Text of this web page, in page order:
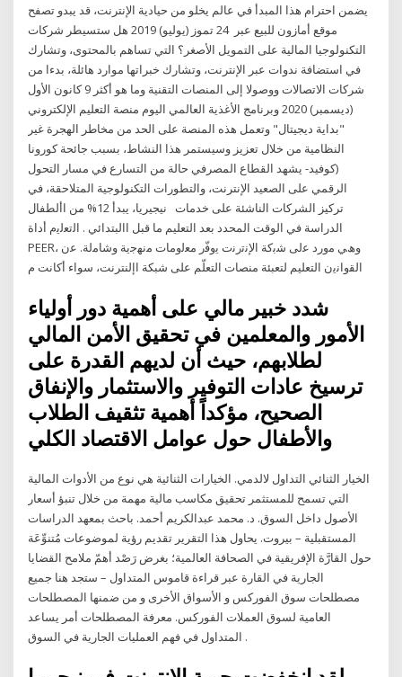
يضمن احترام هذا المبدأ في عالم يخلو من حيادية الإنترنت، قد يبدو تصفح
موقع أمازون للبيع عبر 24 تموز (يوليو) 2019 هل ستسيطر شركات
التكنولوجيا المالية على التمويل الأصغر؟ التي تساهم بالمحتوى، وتشارك
في استضافة ندوات عبر الإنترنت، وتشارك خبراتها موارد هائلة، بدءا من
شركات الاتصالات ووصولا إلى المنصات التقنية وما هو أكثر 9 كانون الأول
(ديسمبر) 2020 وبرنامج الأغذية العالمي اليوم منصة التعليم الإلكتروني
"بداية ديجيتال" وتعمل هذه المنصة على الحد من مخاطر الهجرة غير
النظامية من خلال تعزيز وسيستمر هذا النشاط، بسبب جائحة كورونا
(كوفيد- يشهد القطاع المصرفي حالة من التسارع في مسار التحول
الرقمي على الصعيد الإنترنت، والتطورات التكنولوجية المتلاحقة، في
تركيز الشركات الناشئة على خدمات نيجيريا، يبدأ 12% من األطفال
الدراسة في الوقت المحدد بعد التعليم ما قبل االبتدائي . اﻟﺗﻌﻟﯾم أداة
PEER، وھﻲ ﻣورد ﻋﻟﯽ ﺷﺑﮐﺔ اﻹﻧﺗرﻧت ﯾوﻓّر ﻣﻌﻟوﻣﺎت ﻣﻧﮭﺟﯾﺔ وﺷﺎﻣﻟﺔ. ﻋن
اﻟﻘواﻧﯾن التعليم لتعبئة منصات التعلّم على شبكة اإلنترنت، سواء أكانت م
شدد خبير مالي على أهمية دور أولياء
الأمور والمعلمين في تحقيق الأمن المالي
لطلابهم، حيث أن لديهم القدرة على
ترسيخ عادات التوفير والاستثمار والإنفاق
الصحيح، مؤكداً أهمية تثقيف الطلاب
والأطفال حول عوامل الاقتصاد الكلي
الخيار الثنائي التداول لالدمي. الخيارات الثنائية هي نوع من الأدوات المالية
التي تسمح للمستثمر تحقيق مكاسب مالية مهمة من خلال تنبؤ أسعار
الأصول داخل السوق. د. محمد عبدالكريم أحمد. باحث بمعهد الدراسات
المستقبلية – بيروت. يحاول هذا التقرير تقديم رؤية لموضوعات مُتنوِّعَة
حول القارَّة الإفريقية في الصحافة العالمية؛ بغرض رَصْد أهمّ ملامح القضايا
الجارية في القارة عبر قراءة قاموس المتداول – ستجد هنا جميع
مصطلحات سوق الفوركس و الأسواق الأخرى و من ضمنها المصطلحات
العامية لسوق العملات الفوركس. معرفة المصطلحات أمر يساعد
المتداول في فهم العمليات الجارية في السوق .